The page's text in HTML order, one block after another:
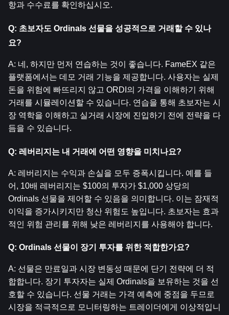
항과 수수료를 확인하십시오.
Q: 초보자도 Ordinals 선물을 성공적으로 거래할 수 있나
요?
A: 네, 하지만 먼저 연습하는 것이 좋습니다. FameEX 같은
플랫폼에서는 데모 거래 기능을 제공합니다. 사용자는 실제
돈을 위험에 빠뜨리지 않고 ORDI의 가격을 이해하기 위해
거래를 시뮬레이션할 수 있습니다. 연습을 통해 초보자는 시
장 역학을 이해하고 실거래 시장에 진입하기 전에 전략을 다
듬을 수 있습니다.
Q: 레버리지는 내 거래에 어떤 영향을 미치나요?
A: 레버리지는 수익과 손실을 모두 증폭시킵니다. 예를 들
어, 10배 레버리지는 $100의 투자가 $1,000 상당의
Ordinals 선물을 제어할 수 있음을 의미합니다. 이는 잠재적
이익을 증가시키지만 청산 위험도 높입니다. 초보자는 효과
적인 위험 관리를 위해 낮은 레버리지를 사용해야 합니다.
Q: Ordinals 선물이 장기 투자를 위한 적합한가요?
A: 선물은 만료일과 시장 변동성 때문에 단기 전략에 더 적
합합니다. 장기 투자자는 실제 Ordinals을 보유하는 것을 선
호할 수 있습니다. 선물 거래는 가격 예측에 중점을 두므로
시장을 적극적으로 모니터링하는 트레이더에게 이상적입니